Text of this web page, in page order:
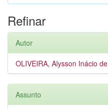
Refinar
Autor
OLIVEIRA, Alysson Inácio de
Assunto